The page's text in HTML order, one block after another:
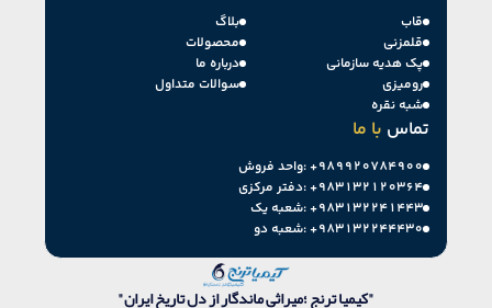
بلاگ
محصولات
درباره ما
سوالات متداول
قاب
قلمزنی
پک هدیه سازمانی
رومیزی
شبه نقره
تماس با ما
واحد فروش:+۹۸۹۹۲۰۷۸۴۹۰۰
دفتر مرکزی:+۹۸۳۱۳۲۱۲۰۳۶۴
شعبه یک:+۹۸۳۱۳۲۲۴۱۴۴۳
شعبه دو:+۹۸۳۱۳۲۲۴۴۴۳۰
"کیمیا ترنج ؛میراثی ماندگار از دل تاریخ ایران"